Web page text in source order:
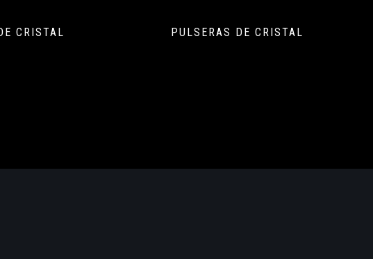
CRISTAL PULSERAS DE CRISTAL